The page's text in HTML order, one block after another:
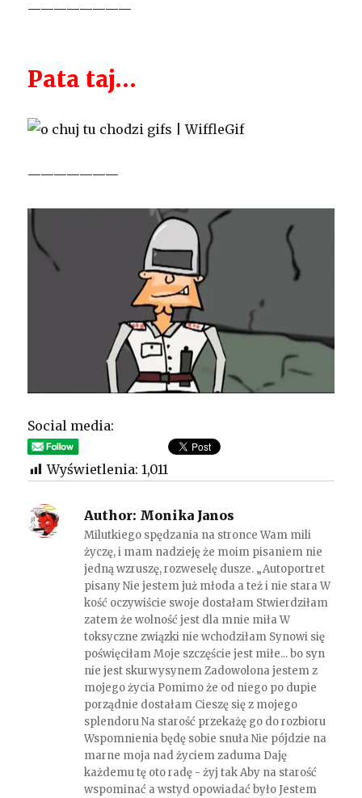
————————
Pata taj…
———————
Social media:
Wyświetlenia:1,011
Author: Monika Janos
Milutkiego spędzania na stronce Wam mili
życzę, i mam nadzieję że moim pisaniem nie
jedną wzruszę, rozweselę dusze. „Autoportret
pisany Nie jestem już młoda a też i nie stara W
kość oczywiście swoje dostałam Stwierdziłam
zatem że wolność jest dla mnie miła W
toksyczne związki nie wchodziłam Synowi się
poświęciłam Moje szczęście jest miłe... bo syn
nie jest skurwysynem Zadowolona jestem z
mojego życia Pomimo że od niego po dupie
porządnie dostałam Cieszę się z mojego
splendoru Na starość przekażę go do rozbioru
Wspomnienia będę sobie snuła Nie pójdzie na
marne moja nad życiem zaduma Daję
każdemu tę oto radę - żyj tak Aby na starość
wspominać a wstyd opowiadać było Jestem